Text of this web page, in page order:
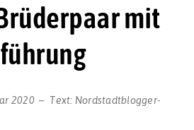
mit
2020 Text: Nordstadtblogger-